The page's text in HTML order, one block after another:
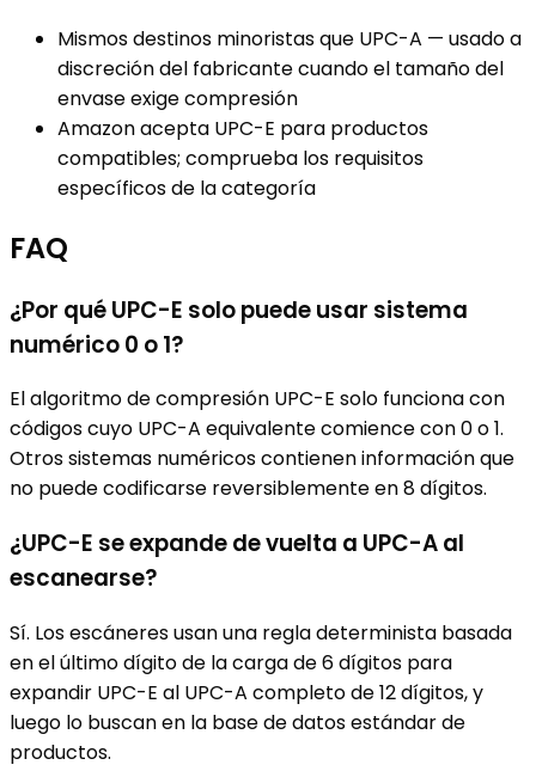
Mismos destinos minoristas que UPC-A — usado a
discreción del fabricante cuando el tamaño del
envase exige compresión
Amazon acepta UPC-E para productos
compatibles; comprueba los requisitos
específicos de la categoría
FAQ
¿Por qué UPC-E solo puede usar sistema
numérico 0 o 1?
El algoritmo de compresión UPC-E solo funciona con
códigos cuyo UPC-A equivalente comience con 0 o 1.
Otros sistemas numéricos contienen información que
no puede codificarse reversiblemente en 8 dígitos.
¿UPC-E se expande de vuelta a UPC-A al
escanearse?
Sí. Los escáneres usan una regla determinista basada
en el último dígito de la carga de 6 dígitos para
expandir UPC-E al UPC-A completo de 12 dígitos, y
luego lo buscan en la base de datos estándar de
productos.